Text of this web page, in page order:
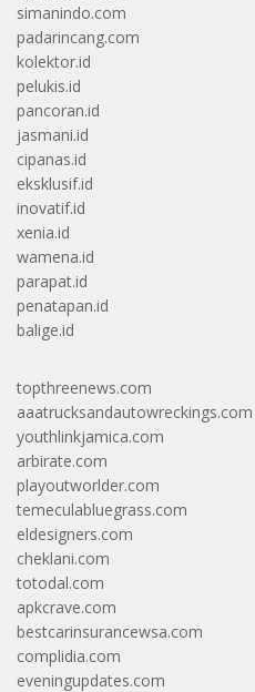
simanindo.com
padarincang.com
kolektor.id
pelukis.id
pancoran.id
jasmani.id
cipanas.id
eksklusif.id
inovatif.id
xenia.id
wamena.id
parapat.id
penatapan.id
balige.id
topthreenews.com
aaatrucksandautowreckings.com
youthlinkjamica.com
arbirate.com
playoutworlder.com
temeculabluegrass.com
eldesigners.com
cheklani.com
totodal.com
apkcrave.com
bestcarinsurancewsa.com
complidia.com
eveningupdates.com